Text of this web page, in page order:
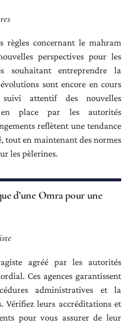
règles concernant le mahram
perspectives pour les
souhaitant entreprendre la
sont encore en cours
attentif des nouvelles
en place par les autorités
reflètent une tendance
tout en maintenant des normes
les pèlerines.
d’une Omra pour une
agréé par les autorités
Ces agences garantissent
administratives et la
Vérifiez leurs accréditations et
pour vous assurer de leur